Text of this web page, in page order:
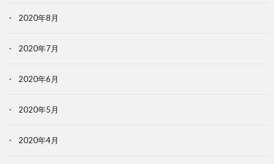
2020年8月
2020年7月
2020年6月
2020年5月
2020年4月